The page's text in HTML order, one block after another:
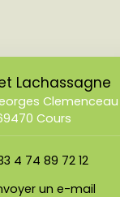
Lachassagne
Clemenceau
Cours
4 74 89 72 12
un e-mail